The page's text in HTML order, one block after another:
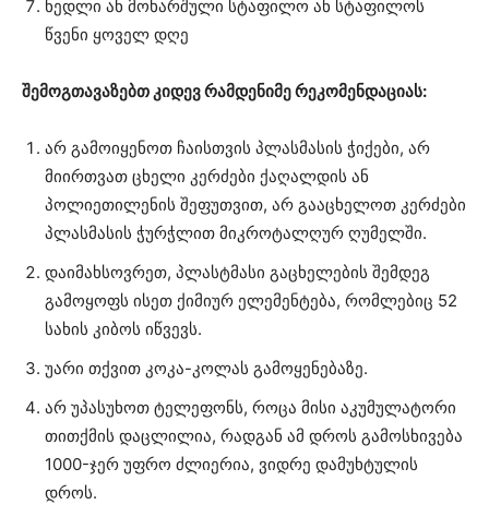
ნედლი ან მოხარშული სტაფილო ან სტაფილოს
წვენი ყოველ დღე
შემოგთავაზებთ კიდევ რამდენიმე რეკომენდაციას:
არ გამოიყენოთ ჩაისთვის პლასმასის ჭიქები, არ
მიირთვათ ცხელი კერძები ქაღალდის ან
პოლიეთილენის შეფუთვით, არ გააცხელოთ კერძები
პლასმასის ჭურჭლით მიკროტალღურ ღუმელში.
დაიმახსოვრეთ, პლასტმასი გაცხელების შემდეგ
გამოყოფს ისეთ ქიმიურ ელემენტება, რომლებიც 52
სახის კიბოს იწვევს.
უარი თქვით კოკა-კოლას გამოყენებაზე.
არ უპასუხოთ ტელეფონს, როცა მისი აკუმულატორი
თითქმის დაცლილია, რადგან ამ დროს გამოსხივება
1000-ჯერ უფრო ძლიერია, ვიდრე დამუხტულის
დროს.